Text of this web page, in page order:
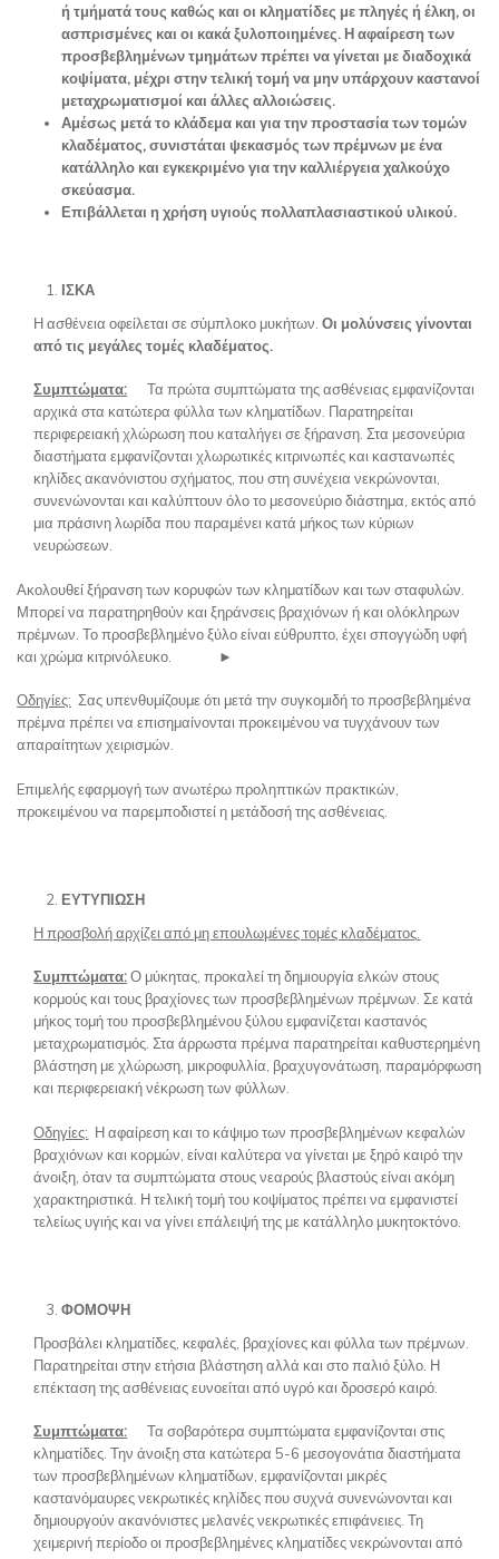
ή τμήματά τους καθώς και οι κληματίδες με πληγές ή έλκη, οι
ασπρισμένες και οι κακά ξυλοποιημένες. Η αφαίρεση των
προσβεβλημένων τμημάτων πρέπει να γίνεται με διαδοχικά
κοψίματα, μέχρι στην τελική τομή να μην υπάρχουν καστανοί
μεταχρωματισμοί και άλλες αλλοιώσεις.
Αμέσως μετά το κλάδεμα και για την προστασία των τομών
κλαδέματος, συνιστάται ψεκασμός των πρέμνων με ένα
κατάλληλο και εγκεκριμένο για την καλλιέργεια χαλκούχο
σκεύασμα.
Επιβάλλεται η χρήση υγιούς πολλαπλασιαστικού υλικού.
ΙΣΚΑ
Η ασθένεια οφείλεται σε σύμπλοκο μυκήτων.Οι μολύνσεις γίνονται
από τις μεγάλες τομές κλαδέματος.
Συμπτώματα: Τα πρώτα συμπτώματα της ασθένειας εμφανίζονται
αρχικά στα κατώτερα φύλλα των κληματίδων. Παρατηρείται
περιφερειακή χλώρωση που καταλήγει σε ξήρανση. Στα μεσονεύρια
διαστήματα εμφανίζονται χλωρωτικές κιτρινωπές και καστανωπές
κηλίδες ακανόνιστου σχήματος, που στη συνέχεια νεκρώνονται,
συνενώνονται και καλύπτουν όλο το μεσονεύριο διάστημα, εκτός από
μια πράσινη λωρίδα που παραμένει κατά μήκος των κύριων
νευρώσεων.
Ακολουθεί ξήρανση των κορυφών των κληματίδων και των σταφυλών.
Μπορεί να παρατηρηθούν και ξηράνσεις βραχιόνων ή και ολόκληρων
πρέμνων. Το προσβεβλημένο ξύλο είναι εύθρυπτο, έχει σπογγώδη υφή
και χρώμα κιτρινόλευκο. ►
Οδηγίες: Σας υπενθυμίζουμε ότι μετά την συγκομιδή το προσβεβλημένα
πρέμνα πρέπει να επισημαίνονται προκειμένου να τυγχάνουν των
απαραίτητων χειρισμών.
Eπιμελής εφαρμογή των ανωτέρω προληπτικών πρακτικών,
προκειμένου να παρεμποδιστεί η μετάδοσή της ασθένειας.
ΕΥΤΥΠΙΩΣΗ
Η προσβολή αρχίζει από μη επουλωμένες τομές κλαδέματος
Συμπτώματα:Ο μύκητας, προκαλεί τη δημιουργία ελκών στους
κορμούς και τους βραχίονες των προσβεβλημένων πρέμνων. Σε κατά
μήκος τομή του προσβεβλημένου ξύλου εμφανίζεται καστανός
μεταχρωματισμός. Στα άρρωστα πρέμνα παρατηρείται καθυστερημένη
βλάστηση με χλώρωση, μικροφυλλία, βραχυγονάτωση, παραμόρφωση
και περιφερειακή νέκρωση των φύλλων.
Οδηγίες: Η αφαίρεση και το κάψιμο των προσβεβλημένων κεφαλών
βραχιόνων και κορμών, είναι καλύτερα να γίνεται με ξηρό καιρό την
άνοιξη, όταν τα συμπτώματα στους νεαρούς βλαστούς είναι ακόμη
χαρακτηριστικά. Η τελική τομή του κοψίματος πρέπει να εμφανιστεί
τελείως υγιής και να γίνει επάλειψή της με κατάλληλο μυκητοκτόνο.
ΦΟΜΟΨΗ
Προσβάλει κληματίδες, κεφαλές, βραχίονες και φύλλα των πρέμνων.
Παρατηρείται στην ετήσια βλάστηση αλλά και στο παλιό ξύλο. Η
επέκταση της ασθένειας ευνοείται από υγρό και δροσερό καιρό.
Συμπτώματα: Τα σοβαρότερα συμπτώματα εμφανίζονται στις
κληματίδες. Την άνοιξη στα κατώτερα 5-6 μεσογονάτια διαστήματα
των προσβεβλημένων κληματίδων, εμφανίζονται μικρές
καστανόμαυρες νεκρωτικές κηλίδες που συχνά συνενώνονται και
δημιουργούν ακανόνιστες μελανές νεκρωτικές επιφάνειες. Τη
χειμερινή περίοδο οι προσβεβλημένες κληματίδες νεκρώνονται από